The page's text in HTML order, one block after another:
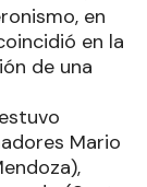
en
en la
de una
Mario